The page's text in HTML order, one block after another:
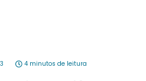
4 minutos de leitura